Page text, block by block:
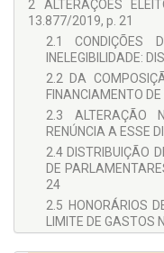
2 ALTERAÇÕES
13.877/2019, p. 21
2.1 CONDIÇÕES
INELEGIBILIDADE:
2.2 DA
FINANCIAMENTO
2.3 ALTERAÇÃO
RENÚNCIA A ESSE
2.4 DISTRIBUIÇÃO
DE
24
2.5 HONORÁRIOS
LIMITE DE GASTOS